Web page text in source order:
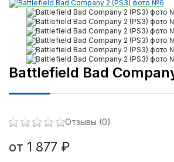
Battlefield Bad
Отзывы (0)
от 1 877 ₽